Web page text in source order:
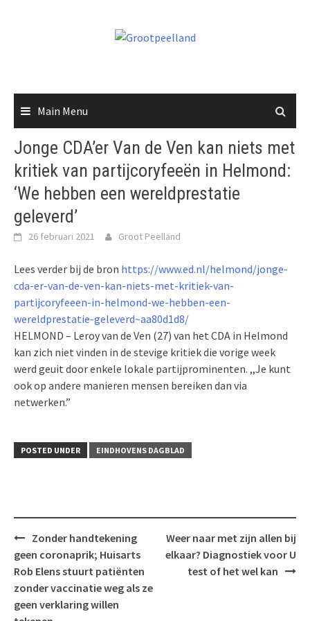
Main Menu
Jonge CDA’er Van de Ven kan niets met
kritiek van partijcoryfeeën in Helmond:
‘We hebben een wereldprestatie
geleverd’
26 februari 2021 Groot Peelland
Lees verder bij de bron https://www.ed.nl/helmond/jonge-
cda-er-van-de-ven-kan-niets-met-kritiek-van-
partijcoryfeeen-in-helmond-we-hebben-een-
wereldprestatie-geleverd~aa80d1d8/
HELMOND – Leroy van de Ven (27) van het CDA in Helmond
kan zich niet vinden in de stevige kritiek die vorige week
werd geuit door enkele lokale partijprominenten. ,,Je kunt
ook op andere manieren mensen bereiken dan via
netwerken.”
POSTED UNDER EINDHOVENS DAGBLAD
Post
navigation
Zonder handtekening
geen coronaprik; Huisarts
Rob Elens stuurt patiënten
zonder vaccinatie weg als ze
geen verklaring willen
Weer naar met zijn allen bij
elkaar? Diagnostiek voor U
test of het wel kan